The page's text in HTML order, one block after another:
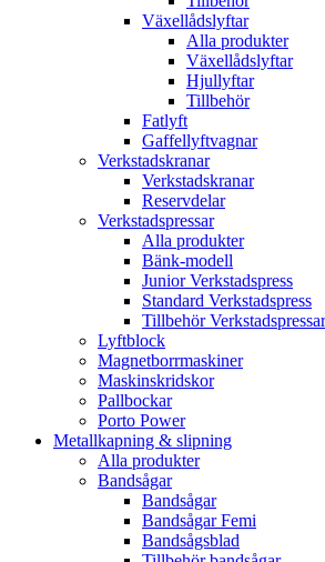
Växellådslyftar
Alla produkter
Växellådslyftar
Hjullyftar
Tillbehör
Fatlyft
Gaffellyftvagnar
Verkstadskranar
Verkstadskranar
Reservdelar
Verkstadspressar
Alla produkter
Bänk-modell
Junior Verkstadspress
Standard Verkstadspress
Tillbehör Verkstadspressar
Lyftblock
Magnetborrmaskiner
Maskinskridskor
Pallbockar
Porto Power
Metallkapning & slipning
Alla produkter
Bandsågar
Bandsågar
Bandsågar Femi
Bandsågsblad